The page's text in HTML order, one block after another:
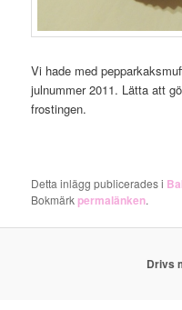
Vi hade med
julnummer 2011. Lätta att
frostingen.
Detta inlägg publicerades i
Bokmärkpermalänken.
Drivs